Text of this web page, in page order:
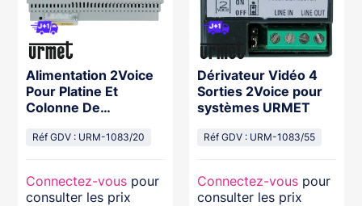
Alimentation 2Voice
Pour Platine Et
Colonne De
Rail Din 10M
Réf GDV : URM-1083/20
Connectez-vous pour
consulter les prix
Dérivateur Vidéo 4
Sorties 2Voice pour
systèmes URMET
Réf GDV : URM-1083/55
Connectez-vous pour
consulter les prix